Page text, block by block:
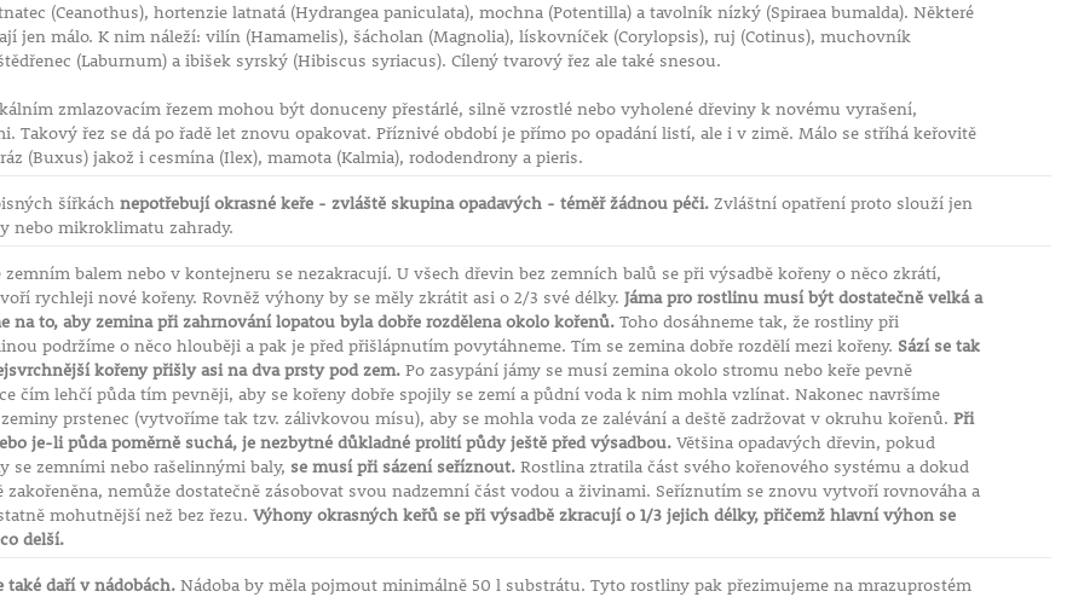
(Ceanothus), hortenzie latnatá (Hydrangea paniculata), mochna (Potentilla) a tavolník nízký (Spiraea bumalda). Některé
jen málo. K nim náleží: vilín (Hamamelis), šácholan (Magnolia), lískovníček (Corylopsis), ruj (Cotinus), muchovník
(Laburnum) a ibišek syrský (Hibiscus syriacus). Cílený tvarový řez ale také snesou.
zmlazovacím řezem mohou být donuceny přestárlé, silně vzrostlé nebo vyholené dřeviny k novému vyrašení,
Takový řez se dá po řadě let znovu opakovat. Příznivé období je přímo po opadání listí, ale i v zimě. Málo se stříhá keřovitě
(Buxus) jakož i cesmína (Ilex), mamota (Kalmia), rododendrony a pieris.
šířkách nepotřebují okrasné keře - zvláště skupina opadavých - téměř žádnou péči.Zvláštní opatření proto slouží jen
nebo mikroklimatu zahrady.
zemním balem nebo v kontejneru se nezakracují. U všech dřevin bez zemních balů se při výsadbě kořeny o něco zkrátí,
rychleji nové kořeny. Rovněž výhony by se měly zkrátit asi o 2/3 své délky. Jáma pro rostlinu musí být dostatečně velká a
na to, aby zemina při zahrnování lopatou byla dobře rozdělena okolo kořenů.Toho dosáhneme tak, že rostliny při
podržíme o něco hlouběji a pak je před přišlápnutím povytáhneme. Tím se zemina dobře rozdělí mezi kořeny. Sází se tak
kořeny přišly asi na dva prsty pod zem.Po zasypání jámy se musí zemina okolo stromu nebo keře pevně
čím lehčí půda tím pevněji, aby se kořeny dobře spojily se zemí a půdní voda k nim mohla vzlínat. Nakonec navršíme
prstenec (vytvoříme tak tzv. zálivkovou mísu), aby se mohla voda ze zalévání a deště zadržovat v okruhu kořenů. Při
je-li půda poměrně suchá, je nezbytné důkladné prolití půdy ještě před výsadbou.Většina opadavých dřevin, pokud
se zemními nebo rašelinnými baly, se musí při sázení seříznout.Rostlina ztratila část svého kořenového systému a dokud
zakořeněna, nemůže dostatečně zásobovat svou nadzemní část vodou a živinami. Seříznutím se znovu vytvoří rovnováha a
mohutnější než bez řezu. Výhony okrasných keřů se při výsadbě zkracují o 1/3 jejich délky, přičemž hlavní výhon se
delší.
také daří v nádobách.Nádoba by měla pojmout minimálně 50 l substrátu. Tyto rostliny pak přezimujeme na mrazuprostém